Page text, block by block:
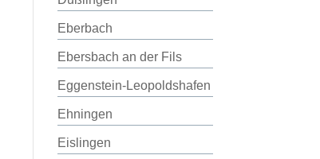
Eberbach
Ebersbach an der Fils
Eggenstein-Leopoldshafen
Ehningen
Eislingen